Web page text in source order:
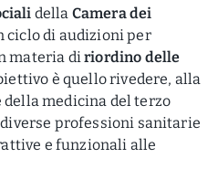
della Camera dei
ciclo di audizioni per
materia diriordino delle
è quello rivedere, alla
della medicina del terzo
professioni sanitarie
e funzionali alle